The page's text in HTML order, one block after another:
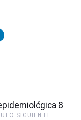
8
SIGUIENTE